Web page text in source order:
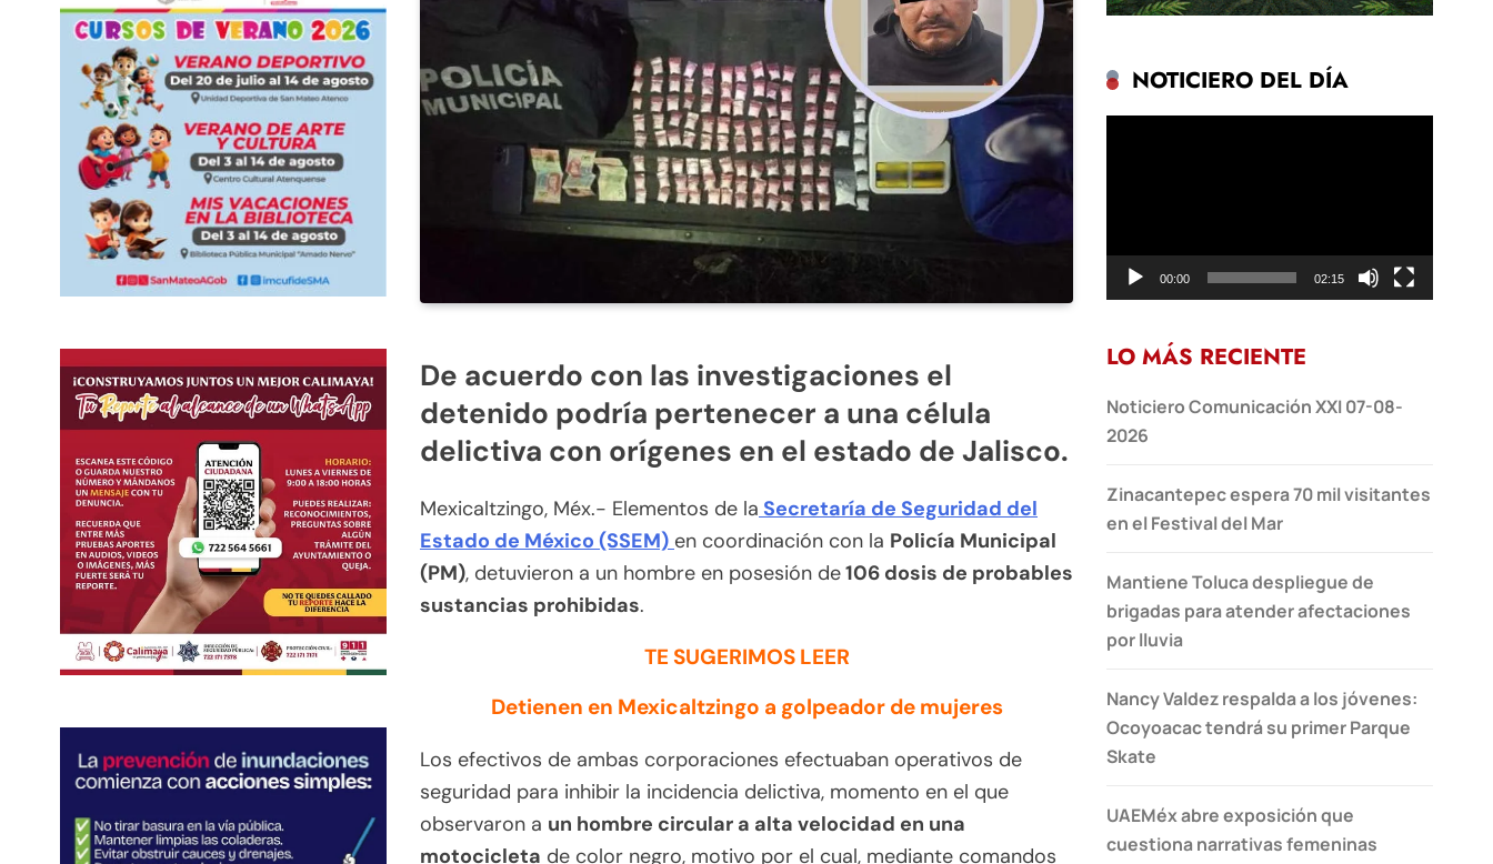
De acuerdo con las investigaciones el
detenido podría pertenecer a una célula
delictiva con orígenes en el estado de Jalisco.
Mexicaltzingo, Méx.- Elementos de la Secretaría de Seguridad del
Estado de México (SSEM) en coordinación con la Policía Municipal
(PM), detuvieron a un hombre en posesión de106 dosis de probables
sustancias prohibidas.
TE SUGERIMOS LEER
Detienen en Mexicaltzingo a golpeador de mujeres
Los efectivos de ambas corporaciones efectuaban operativos de
seguridad para inhibir la incidencia delictiva, momento en el que
observaron a un hombre circular a alta velocidad en una
motocicleta de color negro, motivo por el cual, mediante comandos
NOTICIERO DEL DÍA
00:00 02:15
LO MÁS RECIENTE
Noticiero Comunicación XXI 07-08-
2026
Zinacantepec espera 70 mil visitantes
en el Festival del Mar
Mantiene Toluca despliegue de
brigadas para atender afectaciones
por lluvia
Nancy Valdez respalda a los jóvenes:
Ocoyoacac tendrá su primer Parque
Skate
UAEMéx abre exposición que
cuestiona narrativas femeninas